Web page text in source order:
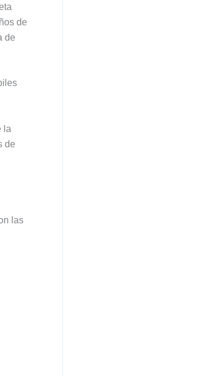
de
de
la
de
las